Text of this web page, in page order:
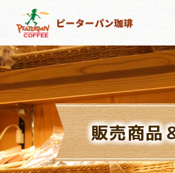
販売商品